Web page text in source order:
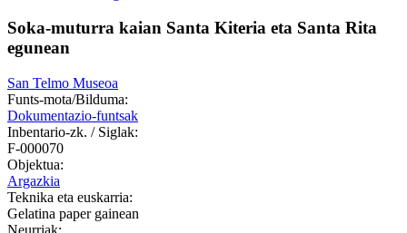
Soka-muturra kaian Santa Kiteria eta Santa Rita
egunean
San Telmo Museoa
Funts-mota/Bilduma:
Dokumentazio-funtsak
Inbentario-zk. / Siglak:
F-000070
Objektua:
Argazkia
Teknika eta euskarria:
Gelatina paper gainean